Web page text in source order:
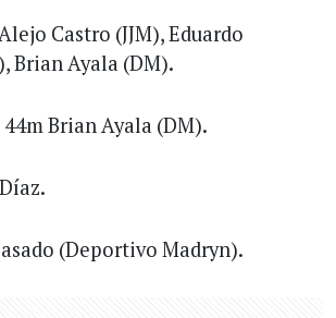
Castro (JJM), Eduardo
Brian Ayala (DM).
Brian Ayala (DM).
(Deportivo Madryn).